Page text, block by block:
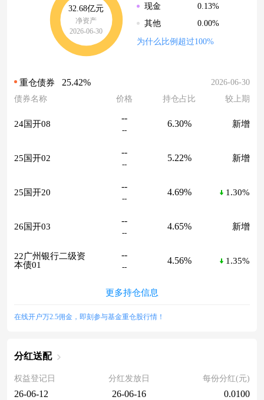
32.68亿元
净资产
2026-06-30
现金
0.13%
其他
0.00%
为什么比例超过100%
重仓债券 25.42%
2026-06-30
债券名称
价格 持仓占比 较上期
24国开08
--
--
6.30% 新增
25国开02
--
--
5.22% 新增
25国开20
--
--
4.69% 1.30%
26国开03
--
--
4.65% 新增
22广州银行二级资
本债01
--
--
4.56% 1.35%
更多持仓信息
在线开户万2.5佣金，即刻参与基金重仓股行情！
分红送配
权益登记日
26-06-12
分红发放日
26-06-16
每份分红(元)
0.0100